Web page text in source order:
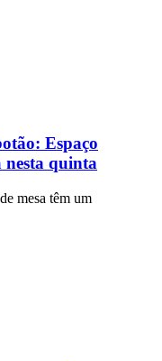
Espaço
nesta quinta
mesa têm um